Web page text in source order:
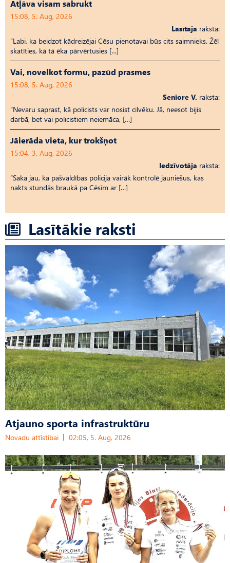
Atļāva visam sabrukt
15:08, 5. Aug, 2026
Lasītāja raksta:
“Labi, ka beidzot kādreizējai Cēsu pienotavai būs cits saimnieks. Žēl
skatīties, kā tā ēka pārvērtusies […]
Vai, novelkot formu, pazūd prasmes
15:08, 5. Aug, 2026
Seniore V. raksta:
“Nevaru saprast, kā policists var nosist cilvēku. Jā, neesot bijis
darbā, bet vai policistiem neiemāca, […]
Jāierāda vieta, kur trokšņot
15:04, 3. Aug, 2026
Iedzīvotāja raksta:
“Saka jau, ka pašvaldības policija vairāk kontrolē jauniešus, kas
nakts stundās braukā pa Cēsīm ar […]
Lasītākie raksti
Atjauno sporta infrastruktūru
Novadu attīstībai 02:05, 5. Aug, 2026